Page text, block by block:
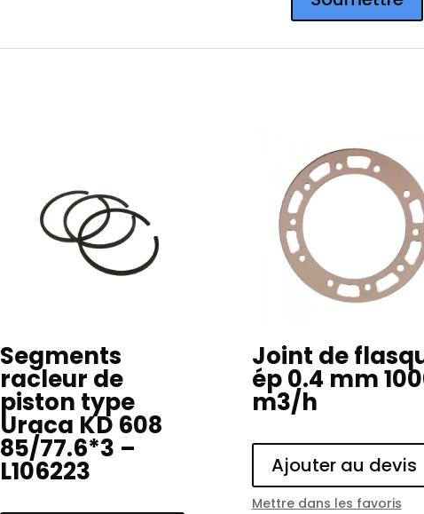
Segments
racleur de
piston type
Uraca KD 608
85/77.6*3 –
L106223
Joint de
ép 0.4 mm
m3/h
Ajouter au devis
Mettre dans les favoris